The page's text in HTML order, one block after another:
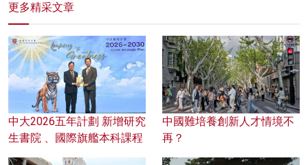
更多精采文章
中大2026五年計劃 新增研究
生書院 、國際旗艦本科課程
中國難培養創新人才情境不
再？